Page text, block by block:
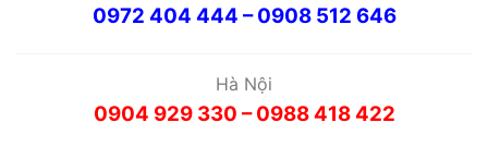
0972 404 444 – 0908 512 646
Hà Nội
0904 929 330 – 0988 418 422